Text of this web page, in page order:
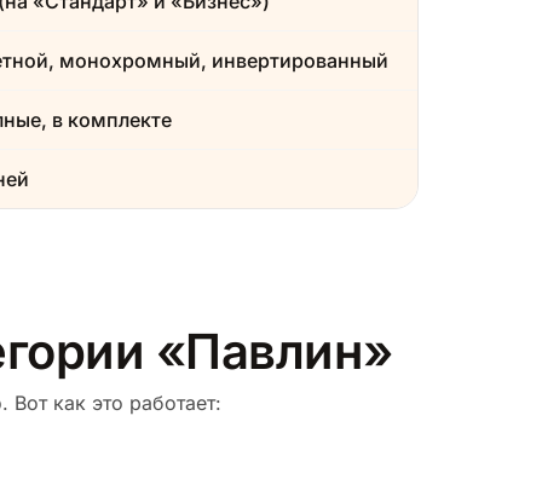
монохромный, инвертированный
в комплекте
«Павлин»
Вот как это работает: